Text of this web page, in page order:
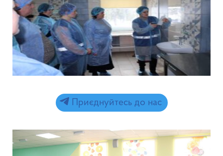
Приєднуйтесь до нас